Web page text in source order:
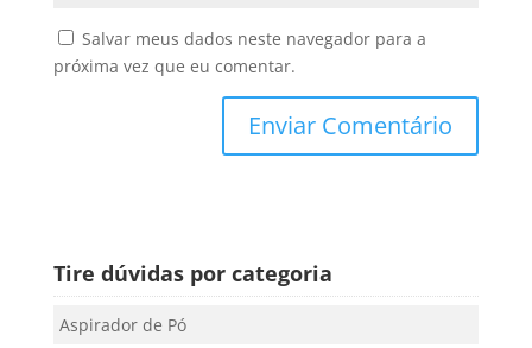
Salvar meus dados neste navegador para a
próxima vez que eu comentar.
Tire dúvidas por categoria
Aspirador de Pó